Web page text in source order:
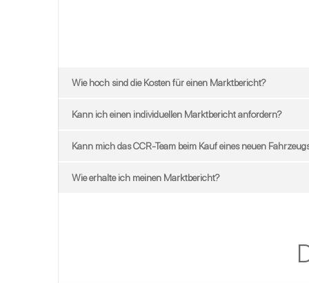
Wie hoch sind die Kosten für einen Marktbericht?
Kann ich einen individuellen Marktbericht anfordern?
Kann mich das CCR-Team beim Kauf eines neuen
Wie erhalte ich meinen Marktbericht?